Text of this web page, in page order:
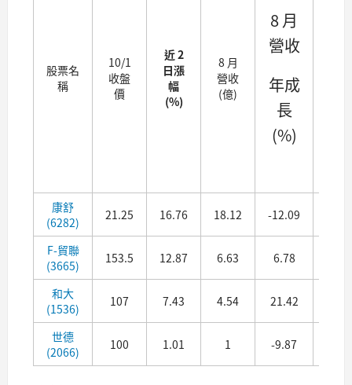
股票名
稱
10/1
收盤
價
近 2
日漲
幅
(%)
8 月
營收
(億)
8 月
營收
年成
長
(%)
康舒
(6282)
21.25 16.76 18.12 -12.09
F-貿聯
(3665)
153.5 12.87 6.63 6.78
和大
(1536)
107 7.43 4.54 21.42
世德
(2066)
100 1.01 1 -9.87